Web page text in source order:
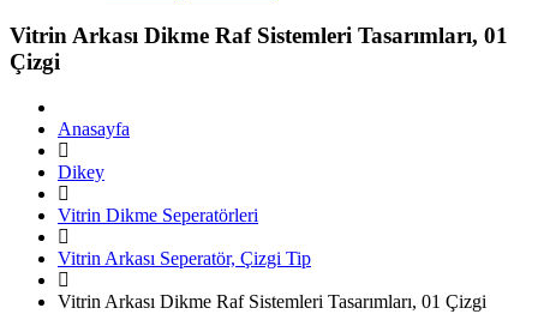
Vitrin Arkası Dikme Raf Sistemleri Tasarımları, 01
Çizgi
Anasayfa
Dikey
Vitrin Dikme Seperatörleri
Vitrin Arkası Seperatör, Çizgi Tip
Vitrin Arkası Dikme Raf Sistemleri Tasarımları, 01 Çizgi